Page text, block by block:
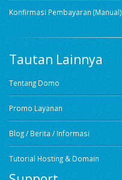
Konfirmasi Pembayaran (Manual)
Tautan Lainnya
Tentang Domo
Promo Layanan
Blog / Berita / Informasi
Tutorial Hosting & Domain